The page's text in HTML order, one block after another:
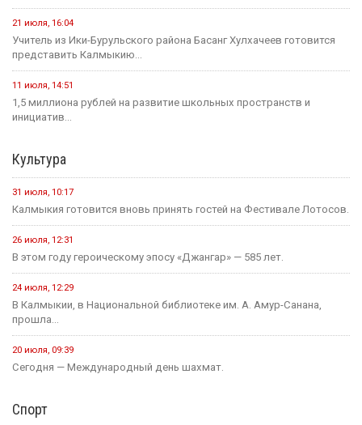
21 июля, 16:04
Учитель из Ики-Бурульского района Басанг Хулхачеев готовится
представить Калмыкию...
11 июля, 14:51
1,5 миллиона рублей на развитие школьных пространств и
инициатив...
Культура
31 июля, 10:17
Калмыкия готовится вновь принять гостей на Фестивале Лотосов.
26 июля, 12:31
В этом году героическому эпосу «Джангар» — 585 лет.
24 июля, 12:29
В Калмыкии, в Национальной библиотеке им. А. Амур-Санана,
прошла...
20 июля, 09:39
Сегодня — Международный день шахмат.
Спорт